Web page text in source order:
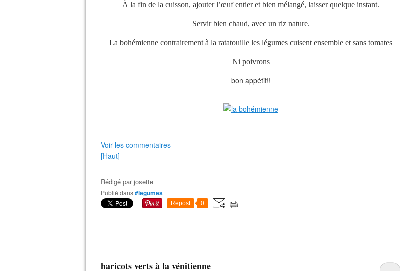
À la fin de la cuisson, ajouter l’œuf entier et bien mélangé, laisser quelque instant.
Servir bien chaud, avec un riz nature.
La bohémienne contrairement à la ratatouille les légumes cuisent ensemble et sans tomates
Ni poivrons
bon appétit!!
Voir les commentaires
[Haut]
Rédigé parjosette
Publié dans#legumes
Repost 0
haricots verts à la vénitienne